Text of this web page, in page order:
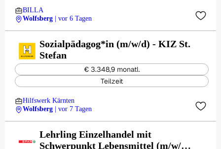
BILLA
Wolfsberg
| vor 6 Tagen
Sozialpädagog*in (m/w/d) - KIZ St.
Stefan
€ 3.348,9 monatl.
Teilzeit
Hilfswerk Kärnten
Wolfsberg
| vor 7 Tagen
Lehrling Einzelhandel mit
Schwerpunkt Lebensmittel (m/w/d)